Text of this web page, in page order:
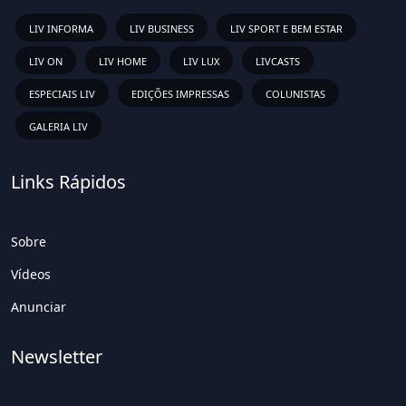
LIV INFORMA LIV BUSINESS LIV SPORT E BEM ESTAR
LIV ON LIV HOME LIV LUX LIVCASTS
ESPECIAIS LIV EDIÇÕES IMPRESSAS COLUNISTAS
GALERIA LIV
Links Rápidos
Sobre
Vídeos
Anunciar
Newsletter